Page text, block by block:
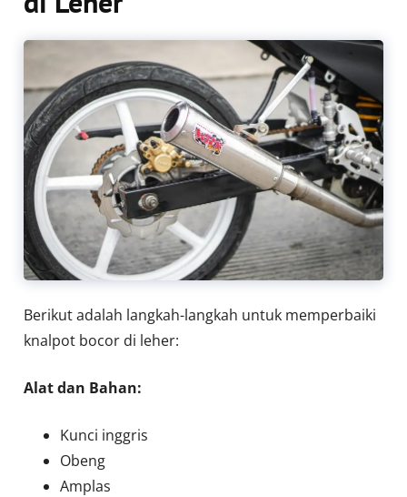
Berikut adalah langkah-langkah untuk memperbaiki
knalpot bocor di leher:
Alat dan Bahan:
Kunci inggris
Obeng
Amplas